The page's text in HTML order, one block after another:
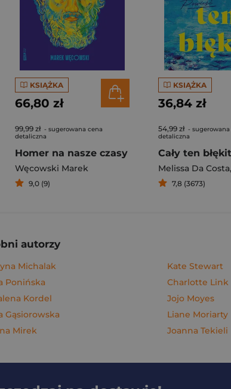
KSIĄŻKA
66,80 zł
99,99 zł - sugerowana cena
detaliczna
Homer na nasze czasy
Węcowski Marek
9,0 (9)
KSIĄŻKA
36,84 zł
54,99 zł - sugerowana
detaliczna
Cały ten błękit
Melissa Da Costa,
7,8 (3673)
autorzy
Michalak
Ponińska
Kordel
Gąsiorowska
Mirek
Kate Stewart
Charlotte Link
Jojo Moyes
Liane Moriarty
Joanna Tekieli